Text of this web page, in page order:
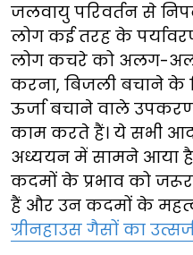
जलवायु परिवर्तन से
लोग कई तरह के
लोग कचरे को अलग-
करना, बिजली बचाने के
ऊर्जा बचाने वाले
काम करते हैं। ये सभी
अध्ययन में सामने आया
कदमों के प्रभाव को
हैं और उन कदमों के
ग्रीनहाउस गैसों का